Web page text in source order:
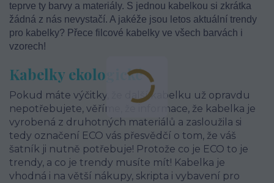
teprve ty barvy a materiály. S jednou kabelkou si zkrátka
žádná z nás nevystačí. A jakéže jsou letos aktuální trendy
pro kabelky? Přece filcové kabelky ve všech barvách i
vzorech!
Kabelky ekologické
Pokud máte výčitky, že další kabelku už opravdu
nepotřebujete, věříme, že informace, že kabelka je
vyrobená z druhotných materiálů a zasloužila si
tedy označení ECO vás přesvědčí o tom, že váš
šatník ji nutně potřebuje! Protože co je ECO to je
trendy, a co je trendy musíte mít! Kabelka je
vhodná i na větší nákupy, skripta i vybavení pro